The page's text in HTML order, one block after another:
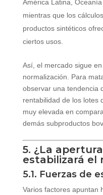
América Latina,
mientras que los
productos sintéticos
ciertos usos.
Así, el mercado sigue
normalización. Para
observar una tendencia
rentabilidad de los lotes
muy elevada en
demás subproductos
5. ¿La
estabilizará el
5.1. Fuerzas de
Varios factores apuntan